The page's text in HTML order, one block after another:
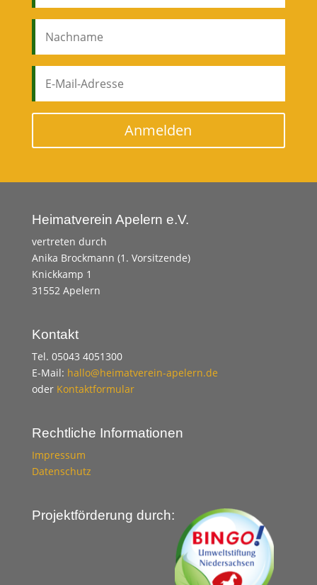
Anmelden
Heimatverein Apelern e.V.
vertreten durch
Anika Brockmann (1. Vorsitzende)
Knickkamp 1
31552 Apelern
Kontakt
Tel. 05043 4051300
E-Mail: hallo@heimatverein-apelern.de
oder Kontaktformular
Rechtliche Informationen
Impressum
Datenschutz
Projektförderung durch: